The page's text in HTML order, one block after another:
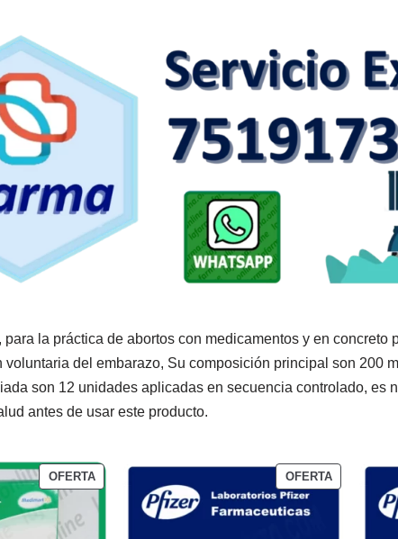
para la práctica de abortos con medicamentos y en concreto
voluntaria del embarazo, Su composición principal son 200
son 12 unidades aplicadas en secuencia controlado, es
antes de usar este producto.
OFERTA OFERTA